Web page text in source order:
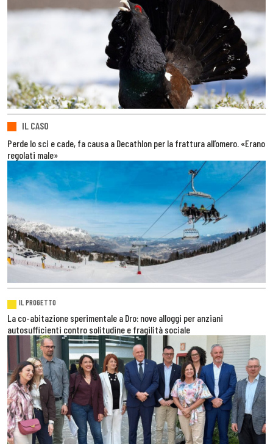
IL CASO
Perde lo sci e cade, fa causa a Decathlon per la frattura all’omero. «Erano
regolati male»
IL PROGETTO
La co-abitazione sperimentale a Dro: nove alloggi per anziani
autosufficienti contro solitudine e fragilità sociale